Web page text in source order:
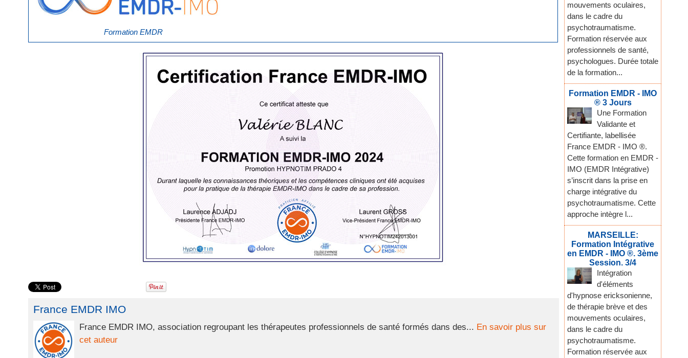
Formation EMDR
France EMDR IMO
France EMDR IMO, association regroupant les thérapeutes professionnels de santé formés dans des... En savoir plus sur
cet auteur
mouvements oculaires,
dans le cadre du
psychotraumatisme.
Formation réservée aux
professionnels de santé,
psychologues. Durée totale
de la formation...
Formation EMDR - IMO
® 3 Jours
Une Formation
Validante et
Certifiante, labellisée
France EMDR - IMO ®.
Cette formation en EMDR -
IMO (EMDR Intégrative)
s’inscrit dans la prise en
charge intégrative du
psychotraumatisme. Cette
approche intègre l...
MARSEILLE:
Formation Intégrative
en EMDR - IMO ®. 3ème
Session. 3/4
Intégration
d'éléments
d'hypnose ericksonienne,
de thérapie brève et des
mouvements oculaires,
dans le cadre du
psychotraumatisme.
Formation réservée aux